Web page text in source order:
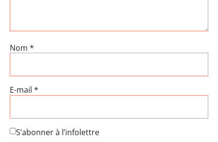
Nom *
E-mail *
S’abonner à l’infolettre